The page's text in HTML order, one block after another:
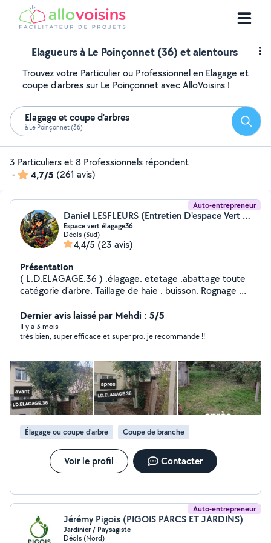
Elagueurs à Le Poinçonnet (36) et alentours
Trouvez votre Particulier ou Professionnel en Elagage et
coupe d'arbres sur Le Poinçonnet avec AlloVoisins !
Elagage et coupe d'arbres
à Le Poinçonnet (36)
3 Particuliers et 8 Professionnels répondent
-
4,7/5 (261 avis)
Auto-entrepreneur
Daniel LESFLEURS (Entretien D'espace Vert Élagage)
Espace vert élagage36
Déols (Sud)
4,4/5 (23 avis)
Présentation
( L.D.ELAGAGE.36 ) .élagage. etetage .abattage toute
catégorie d'arbre. Taillage de haie . buisson. Rognage de
pelouse. Taillage d'arbre fruitier Debroussaillage
...enlèvement de nie chenille processionnaire facilitée
de payement en plusieur fois ((prix Défiant toute
Dernier avis laissé par Mehdi : 5/5
Il y a 3 mois
très bien, super efficace et super pro. je recommande !!
Élagage ou coupe d'arbre Coupe de branche
Voir le profil Contacter
Auto-entrepreneur
Jérémy Pigois (PIGOIS PARCS ET JARDINS)
Jardinier / Paysagiste
Déols (Nord)